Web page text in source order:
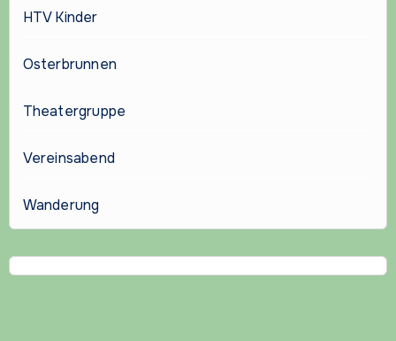
HTV Kinder
Osterbrunnen
Theatergruppe
Vereinsabend
Wanderung